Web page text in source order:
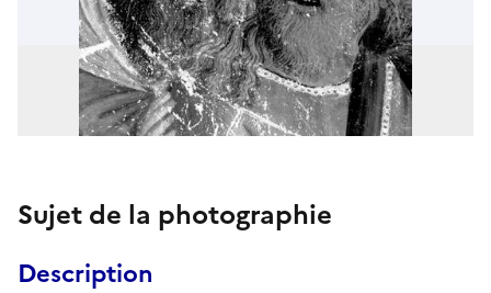
Sujet de la photographie
Description